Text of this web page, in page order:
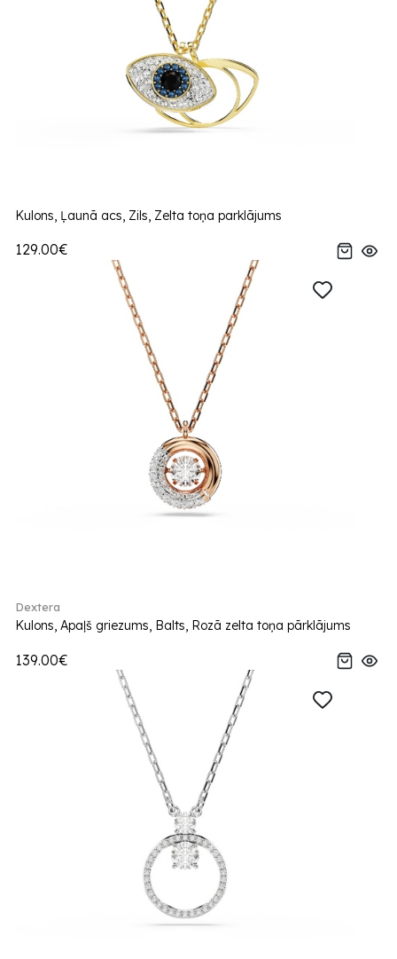
Kulons, Ļaunā acs, Zils, Zelta toņa parklājums
129.00€
Dextera
Kulons, Apaļš griezums, Balts, Rozā zelta toņa pārklājums
139.00€